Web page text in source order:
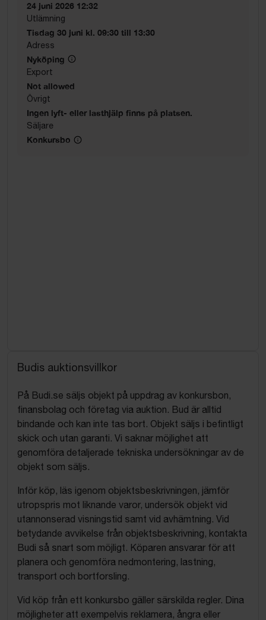
24 juni 2026 12:32
Utlämning
Tisdag 30 juni kl. 09:30 till 13:30
Adress
Nyköping
Export
Not allowed
Övrigt
Ingen lyft- eller lasthjälp finns på platsen.
Säljare
Konkursbo
Budis auktionsvillkor
På Budi.se säljs objekt på uppdrag av konkursbon,
finansbolag och företag via auktion. Bud är alltid
bindande och kan inte tas bort. Objekt säljs i befintligt
skick och utan garanti. Vi saknar möjlighet att
genomföra detaljerade tekniska undersökningar av de
objekt som säljs.
Inför köp, läs igenom objektsbeskrivningen, jämför
utropspris mot liknande varor, undersök objekt vid
utannonserad visningstid samt vid avhämtning. Vid
betydande avvikelse från objektsbeskrivning, kontakta
Budi så snart som möjligt. Köparen ansvarar för att
planera och genomföra nedmontering, lastning,
transport och bortforsling.
Vid köp från ett konkursbo gäller särskilda regler. Dina
möjligheter att exempelvis reklamera, ångra eller